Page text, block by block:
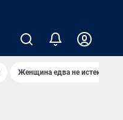
Женщина едва не истекла